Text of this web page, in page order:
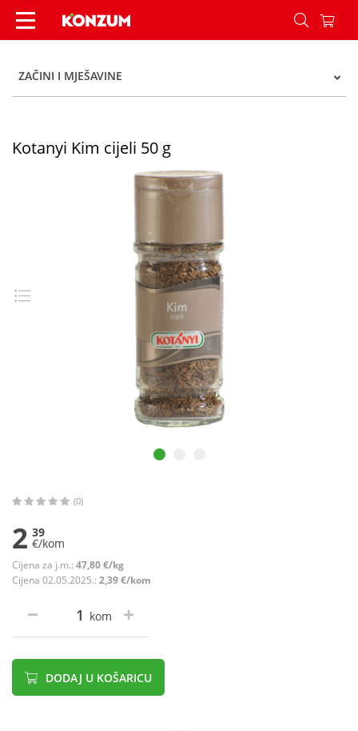
Kotanyi Kim cijeli 50 g - Konzum
ZAČINI I MJEŠAVINE
Kotanyi Kim cijeli 50 g
(0)
2 39
€/kom
Cijena za j.m.: 47,80 €/kg
Cijena 02.05.2025.: 2,39 €/kom
kom
DODAJ U KOŠARICU